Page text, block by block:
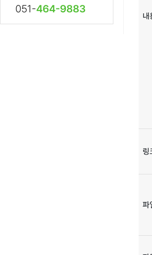
051-464-9883
내
링
파